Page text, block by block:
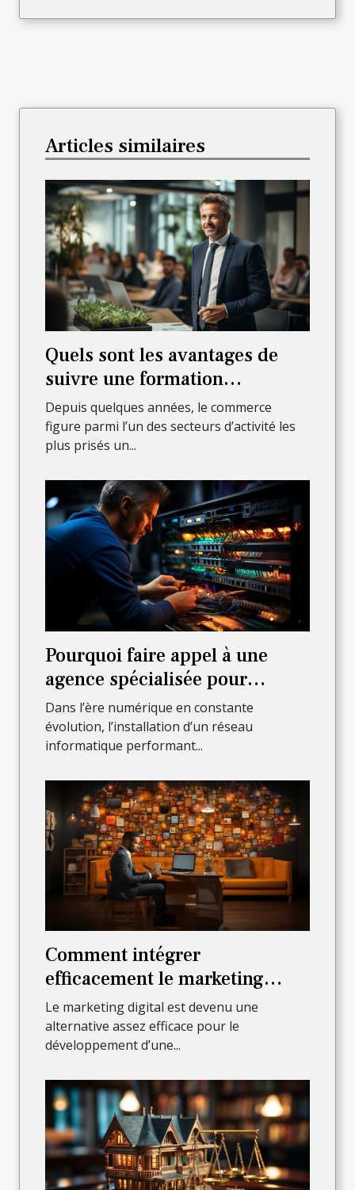
Articles similaires
Quels sont les avantages de
suivre une formation
commerciale ?
Depuis quelques années, le commerce
figure parmi l’un des secteurs d’activité les
plus prisés un...
Pourquoi faire appel à une
agence spécialisée pour
l’installation complète de votre
réseau informatique ?
Dans l’ère numérique en constante
évolution, l’installation d’un réseau
informatique performant...
Comment intégrer
efficacement le marketing
digital pour faire croître son
activité ?
Le marketing digital est devenu une
alternative assez efficace pour le
développement d’une...